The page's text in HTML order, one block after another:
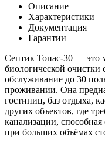
Описание
Характеристики
Документация
Гарантии
Септик Топас-30 — это
биологической очистки
обслуживание до 30
проживании. Она
гостиниц, баз отдыха,
других объектов, где
канализации,
при больших объёмах